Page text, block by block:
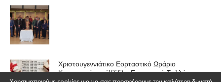
Χριστουγεννιάτικο Εορταστικό Ωράριο
Καταστημάτων 2022 – Εμπορικού Συλλόγου